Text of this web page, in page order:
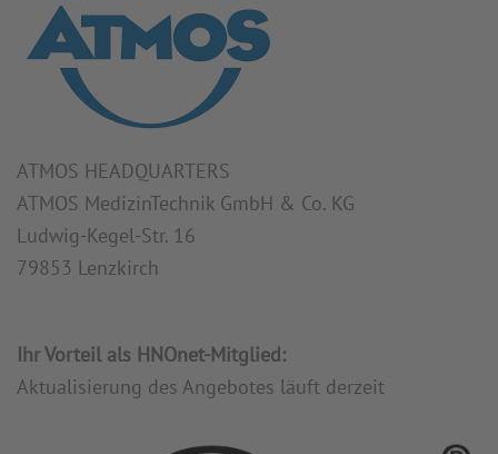
ATMOS HEADQUARTERS
ATMOS MedizinTechnik GmbH & Co. KG
Ludwig-Kegel-Str. 16
79853 Lenzkirch
Ihr Vorteil als HNOnet-Mitglied:
Aktualisierung des Angebotes läuft derzeit